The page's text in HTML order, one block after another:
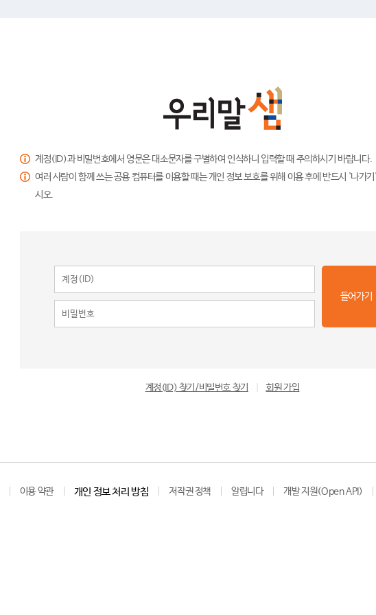
계정(ID)과 비밀번호에서 영문은 대소문자를 구별하여 인식하니 입력할 때 주의하시기 바랍니다.
여러 사람이 함께 쓰는 공용 컴퓨터를 이용할 때는 개인 정보 보호를 위해 이용 후에 반드시 '나가
시오.
들어가기
계정(ID) 찾기/비밀번호 찾기 회원 가입
이용 약관 개인 정보 처리 방침 저작권 정책 알립니다 개발 지원(Open API)